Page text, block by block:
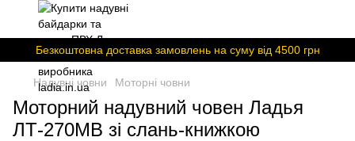
Безкоштовна доставка замовлень на суму вiд 4500 грн
Надувні човни Моторні човни
Моторний надувний човен Ладья
ЛТ-270МВ зі слань-книжкою